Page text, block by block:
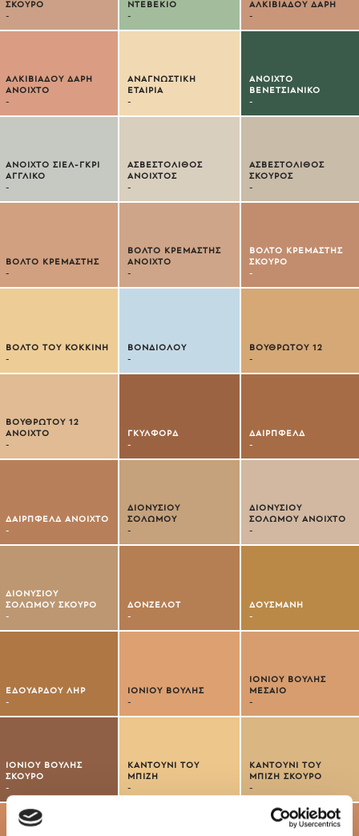
ΣΚΟΥΡΟ
-
ΝΤΕΒΕΚΙΟ
-
ΑΛΚΙΒΙΑΔΟΥ ΔΑΡΗ
-
ΑΛΚΙΒΙΑΔΟΥ ΔΑΡΗ
ΑΝΟΙΧΤΟ
-
ΑΝΑΓΝΩΣΤΙΚΗ
ΕΤΑΙΡΙΑ
-
ΑΝΟΙΧΤΟ
ΒΕΝΕΤΣΙΑΝΙΚΟ
-
ΑΝΟΙΧΤΟ ΣΙΕΛ-ΓΚΡΙ
ΑΓΓΛΙΚΟ
-
ΑΣΒΕΣΤΟΛΙΘΟΣ
ΑΝΟΙΧΤΟΣ
-
ΑΣΒΕΣΤΟΛΙΘΟΣ
ΣΚΟΥΡΟΣ
-
ΒΟΛΤΟ ΚΡΕΜΑΣΤΗΣ
-
ΒΟΛΤΟ ΚΡΕΜΑΣΤΗΣ
ΑΝΟΙΧΤΟ
-
ΒΟΛΤΟ ΚΡΕΜΑΣΤΗΣ
ΣΚΟΥΡΟ
-
ΒΟΛΤΟ ΤΟΥ ΚΟΚΚΙΝΗ
-
ΒΟΝΔΙΟΛΟΥ
-
ΒΟΥΘΡΩΤΟΥ 12
-
ΒΟΥΘΡΩΤΟΥ 12
ΑΝΟΙΧΤΟ
-
ΓΚΥΛΦΟΡΔ
-
ΔΑΙΡΠΦΕΛΔ
-
ΔΑΙΡΠΦΕΛΔ ΑΝΟΙΧΤΟ
-
ΔΙΟΝΥΣΙΟΥ
ΣΟΛΩΜΟΥ
-
ΔΙΟΝΥΣΙΟΥ
ΣΟΛΩΜΟΥ ΑΝΟΙΧΤΟ
-
ΔΙΟΝΥΣΙΟΥ
ΣΟΛΩΜΟΥ ΣΚΟΥΡΟ
-
ΔΟΝΖΕΛΟΤ
-
ΔΟΥΣΜΑΝΗ
-
ΕΔΟΥΑΡΔΟΥ ΛΗΡ
-
ΙΟΝΙΟΥ ΒΟΥΛΗΣ
-
ΙΟΝΙΟΥ ΒΟΥΛΗΣ
ΜΕΣΑΙΟ
-
ΙΟΝΙΟΥ ΒΟΥΛΗΣ
ΣΚΟΥΡΟ
-
ΚΑΝΤΟΥΝΙ ΤΟΥ
ΜΠΙΖΗ
-
ΚΑΝΤΟΥΝΙ ΤΟΥ
ΜΠΙΖΗ ΣΚΟΥΡΟ
-